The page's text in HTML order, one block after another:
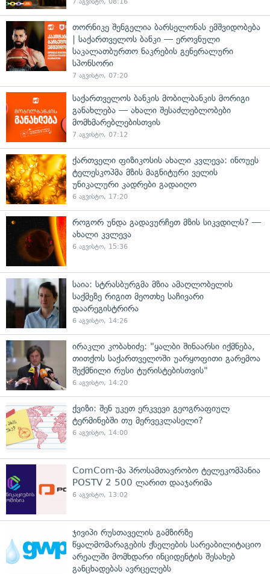
თორნიკე შენგელია ბარსელონას ემშვიდობება
| საქართველოს ბანკი — ეროვნული
საკალათბურთო ნაკრების გენერალური
სპონსორი
7 აგვისტო, 07:20
საქართველოს ბანკის მობილბანკის მორიგი
განახლება — ახალი შესაძლებლობები
მომხმარებლებისთვის
7 აგვისტო, 07:12
ქართველი ფიზიკოსის ახალი კვლევა: ინოუეს
ტელესკოპმა მზის მაგნიტური ველის
უნიკალური კადრები გადაიღო
6 აგვისტო, 17:20
როგორ უნდა გადავურჩეთ მზის სიკვდილს? —
ახალი კვლევა
6 აგვისტო, 15:36
საია: სტრასბურგმა მზია ამაღლობელის
საქმეზე რიგით მეოთხე საჩივარი
დაარეგისტრირა
6 აგვისტო, 14:26
ირაკლი კობახიძე: "ყალბი შინაარსი იქმნება,
თითქოს საქართველოში უარყოფითი გარემოა
შექმნილი რუსი ტურისტებისთვის"
6 აგვისტო, 14:20
ქვიზი: შენ უკეთ ერკვევი გეოგრაფიულ
ტერმინებში თუ მერვეკლასელი?
6 აგვისტო, 14:00
ComCom-მა პროსამთავრობო ტელეკომპანია
POSTV 2 500 ლარით დააჯარიმა
6 აგვისტო, 13:02
ჯივიპი რუსთაველის გამზირზე
წყალმომარაგების ქსელების სარეაბილიტაციო
არეალში მომხდარი ინციდენტის შესახებ
განცხადებას ავრცელებს